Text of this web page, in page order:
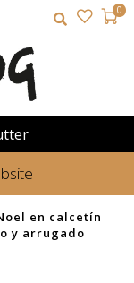
0
en calcetín
y arrugado